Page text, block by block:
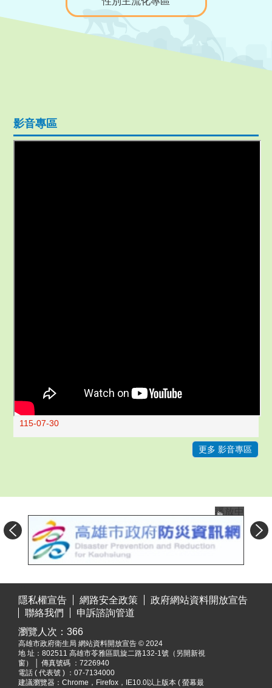
性別主流化專區
影音專區
115-07-30
更多 影音專區
播放中
:::
隱私權宣告
網路安全政策
政府網站資料開放宣告
聯絡我們
申訴諮詢管道
瀏覽人次： 366
高雄市政府衛生局 網站資料開放宣告 © 2024
地 址： 802511 高雄市苓雅區凱旋二路132-1號（另開新視
窗） │ 傳真號碼 ：7226940
電話 ( 代表號 ) ：07-7134000